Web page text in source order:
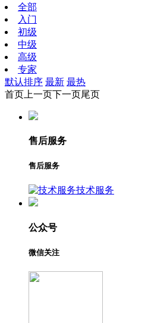
全部
入门
初级
中级
高级
专家
默认排序 最新 最热
首页 上一页下一页尾页
售后服务
售后服务
技术服务
公众号
微信关注